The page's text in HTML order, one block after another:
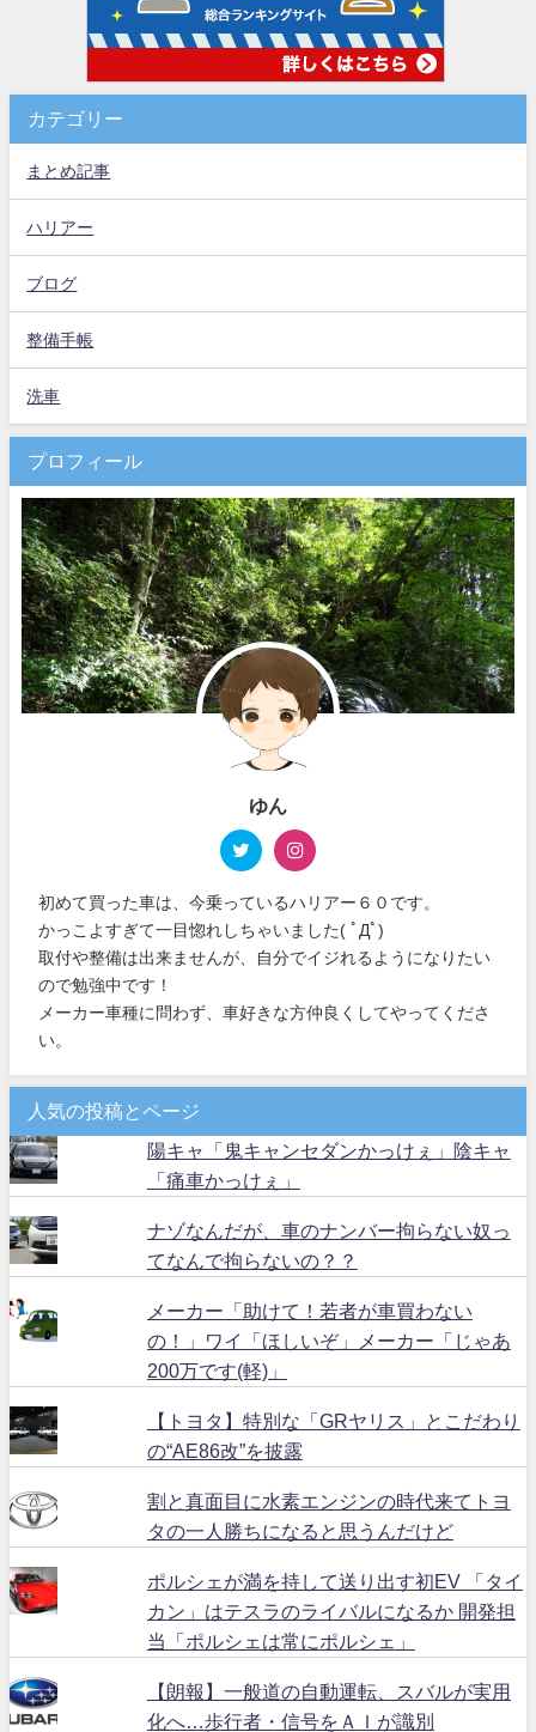
カテゴリー
まとめ記事
ハリアー
ブログ
整備手帳
洗車
プロフィール
ゆん
初めて買った車は、今乗っているハリアー６０です。
かっこよすぎて一目惚れしちゃいました( ﾟДﾟ)
取付や整備は出来ませんが、自分でイジれるようになりたい
ので勉強中です！
メーカー車種に問わず、車好きな方仲良くしてやってくださ
い。
人気の投稿とページ
陽キャ「鬼キャンセダンかっけぇ」陰キャ
「痛車かっけぇ」
ナゾなんだが、車のナンバー拘らない奴っ
てなんで拘らないの？？
メーカー「助けて！若者が車買わない
の！」ワイ「ほしいぞ」メーカー「じゃあ
200万です(軽)」
【トヨタ】特別な「GRヤリス」とこだわり
の“AE86改”を披露
割と真面目に水素エンジンの時代来てトヨ
タの一人勝ちになると思うんだけど
ポルシェが満を持して送り出す初EV 「タイ
カン」はテスラのライバルになるか 開発担
当「ポルシェは常にポルシェ」
【朗報】一般道の自動運転、スバルが実用
化へ…歩行者・信号をＡＩが識別